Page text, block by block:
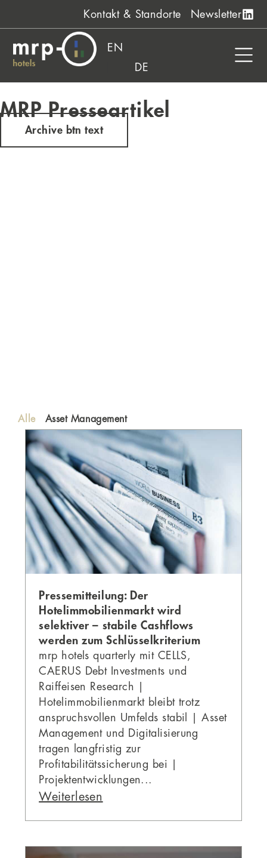
Kontakt & Standorte Newsletter
EN
DE
MRP Presseartikel
Archive btn text
Asset Management
Alle
Pressemitteilung: Der
Hotelimmobilienmarkt wird
selektiver – stabile Cashflows
werden zum Schlüsselkriterium
mrp hotels quarterly mit CELLS,
CAERUS Debt Investments und
Raiffeisen Research |
Hotelimmobilienmarkt bleibt trotz
anspruchsvollen Umfelds stabil | Asset
Management und Digitalisierung
tragen langfristig zur
Profitabilitätssicherung bei |
Projektentwicklungen...
Weiterlesen
Seite SeiteSeiteSeiteSeite